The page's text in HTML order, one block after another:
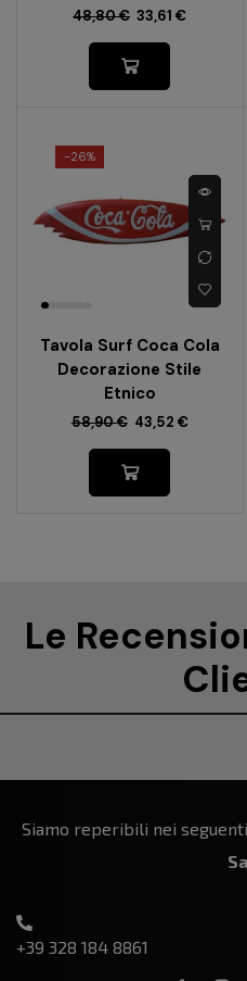
48,80€ 33,61€
-26%
Tavola Surf Coca Cola
Decorazione Stile
Etnico
58,90€ 43,52 €
Le
Siamo reperibili nei
+39 328 184 8861